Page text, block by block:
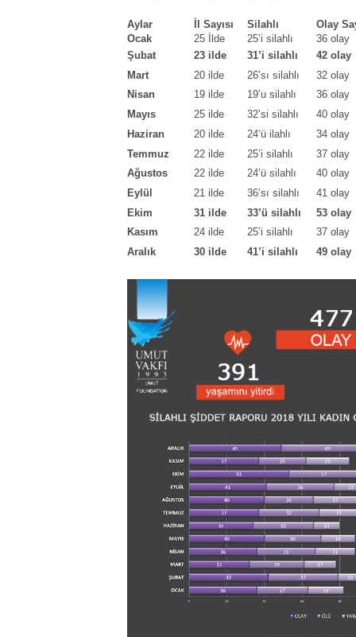
Aylar İl Sayısı Silahlı
Olay
Ocak
25 İlde 25’i silahlı
36 olay
Şubat
23 ilde 31’i silahlı
42 olay
Mart
20 ilde 26’sı silahlı
32 olay
Nisan
19 ilde 19’u silahlı
36 olay
Mayıs
25 ilde 32’si silahlı
40 olay
Haziran
20 ilde 24’ü ilahlı
34 olay
Temmuz
22 ilde 25’i silahlı
37 olay
Ağustos
22 ilde 24’ü silahlı
40 olay
Eylül
21 ilde 36’sı silahlı
41 olay
Ekim
31 ilde 33’ü silahlı
53 olay
Kasım
24 ilde 25’i silahlı
37 olay
Aralık
30 ilde 41’i silahlı 49 olay